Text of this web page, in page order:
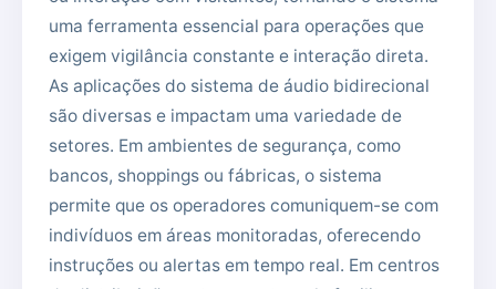
uma ferramenta essencial para operações que
exigem vigilância constante e interação direta.
As aplicações do sistema de áudio bidirecional
são diversas e impactam uma variedade de
setores. Em ambientes de segurança, como
bancos, shoppings ou fábricas, o sistema
permite que os operadores comuniquem-se com
indivíduos em áreas monitoradas, oferecendo
instruções ou alertas em tempo real. Em centros